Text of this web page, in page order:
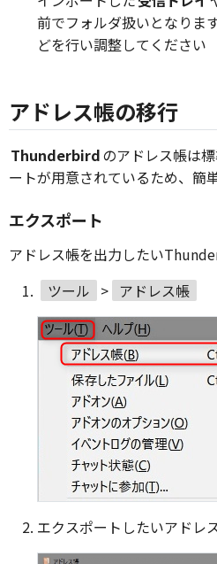
前でフォルダ扱いとなりま
どを行い調整してください
アドレス帳の移行
Thunderbirdのアドレス帳は
ートが用意されているため、簡
エクスポート
アドレス帳を出力したい
ツール > アドレス帳
エクスポートしたいアドレ